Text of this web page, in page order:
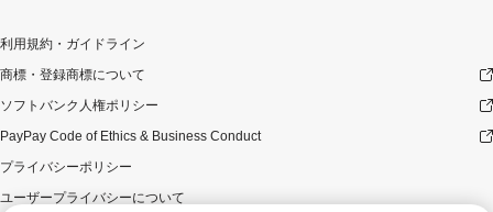
利用規約・ガイドライン
商標・登録商標について
ソフトバンク人権ポリシー
PayPay Code of Ethics & Business Conduct
プライバシーポリシー
ユーザープライバシーについて